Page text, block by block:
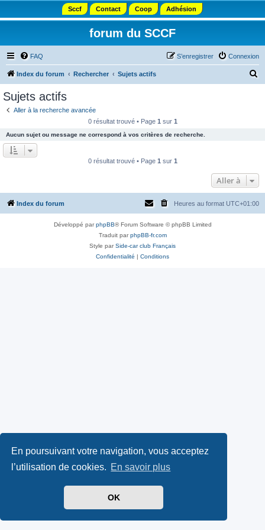
En poursuivant votre navigation, vous acceptez
l’utilisation de cookies. En savoir plus
OK
Sccf Contact Coop Adhésion
forum du SCCF
FAQ Connexion
S’enregistrer
Index du forum Rechercher Sujets actifs
e
r
Sujets actifs
Aller à la recherche avancée
0 résultat trouvé • Page 1 sur 1
Aucun sujet ou message ne correspond à vos critères de recherche.
0 résultat trouvé • Page 1 sur 1
Aller à
Index du forum Heures au format UTC+01:00
Développé parphpBB® Forum Software © phpBB Limited
Traduit parphpBB-fr.com
Style parSide-car club Français
Confidentialité | Conditions